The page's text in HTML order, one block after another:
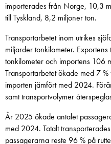
importerades från Norge, 10,3
till Tyskland, 8,2 miljoner ton.
Transportarbetet inom utrikes
miljarder tonkilometer.
tonkilometer och importens 106
Transportarbetet ökade med 7
importen jämfört med 2024.
samt transportvolymer
År 2025 ökade antalet
med 2024. Totalt
passagerarna reste 96 % på